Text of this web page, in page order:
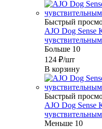
Быстрый
AJO Dog Sense
Больше 10
124 ₽/шт
В корзину
Быстрый
AJO Dog Sense
Меньше 10